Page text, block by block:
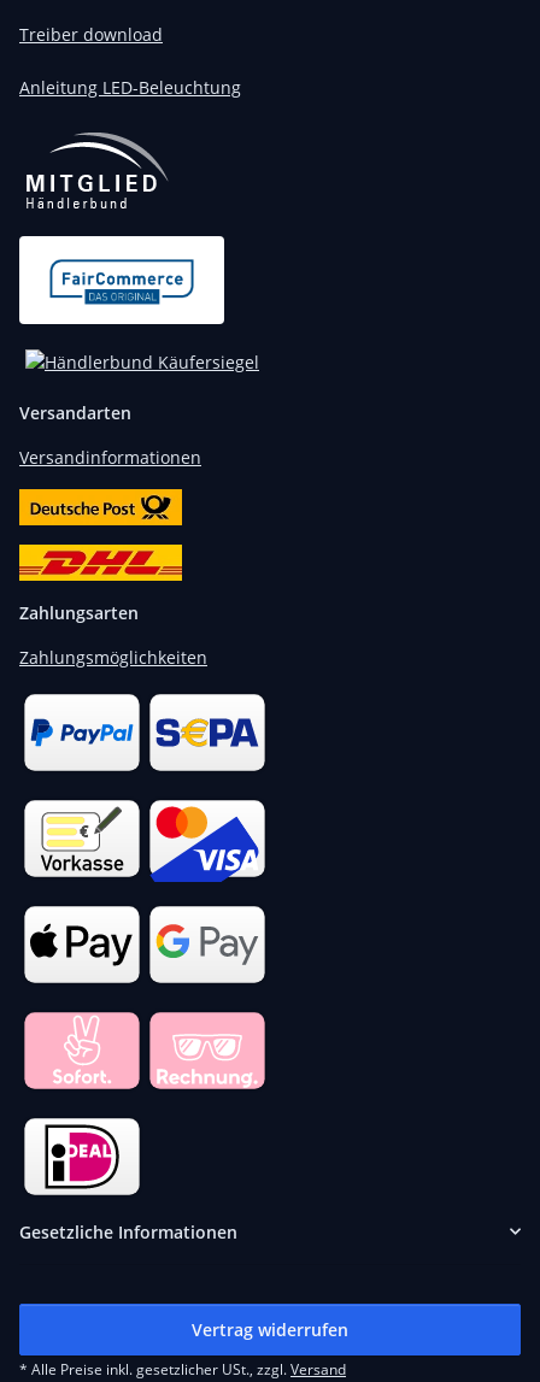
Treiber download
Anleitung LED-Beleuchtung
Versandarten
Versandinformationen
Zahlungsarten
Zahlungsmöglichkeiten
Gesetzliche Informationen
Vertrag widerrufen
* Alle Preise inkl. gesetzlicher USt., zzgl.Versand